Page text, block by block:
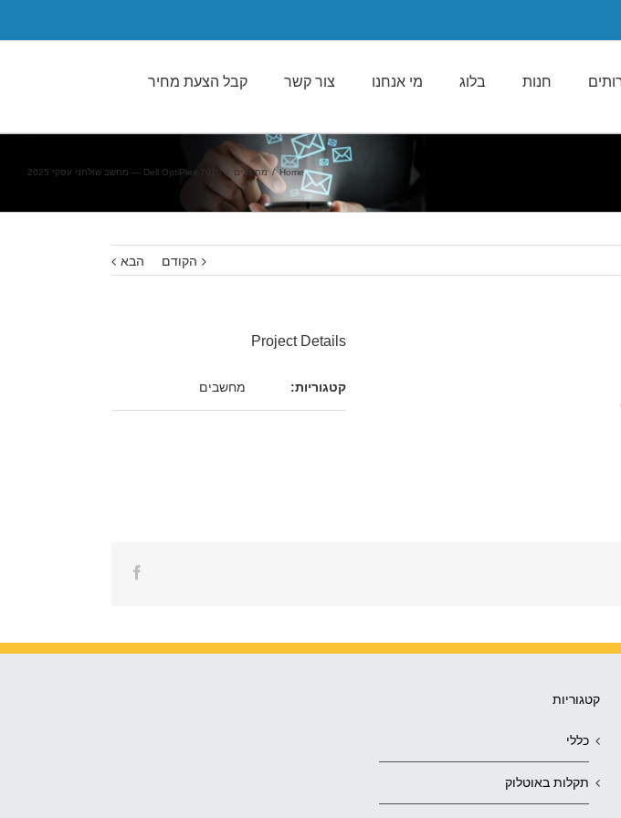
חנות בלוג מי אנחנו צור קשר קבל הצעת מחיר
Home
/ מחשבים Dell OptiPlex 7020 — מחשב שולחני עסקי 2025
הקודם הבא
Project Details
קטגוריות: מחשבים
קטגוריות
כללי
תקלות באוטלוק